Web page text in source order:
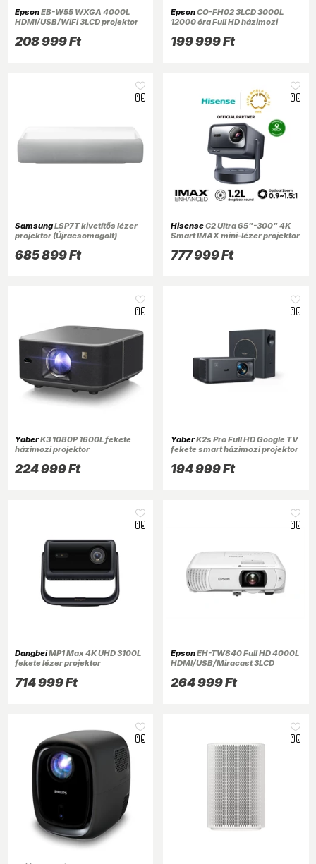
EpsonEB-W55 WXGA 4000L
HDMI/USB/WiFi 3LCD projektor
208 999 Ft
EpsonCO-FH02 3LCD 3000L
12000 óra Full HD házimozi
199 999 Ft
SamsungLSP7T kivetítős lézer
projektor (Újracsomagolt)
685 899 Ft
HisenseC2 Ultra 65"-300" 4K
Smart IMAX mini-lézer projektor
777 999 Ft
YaberK3 1080P 1600L fekete
házimozi projektor
224 999 Ft
YaberK2s Pro Full HD Google TV
fekete smart házimozi projektor
194 999 Ft
DangbeiMP1 Max 4K UHD 3100L
fekete lézer projektor
714 999 Ft
EpsonEH-TW840 Full HD 4000L
HDMI/USB/Miracast 3LCD
264 999 Ft